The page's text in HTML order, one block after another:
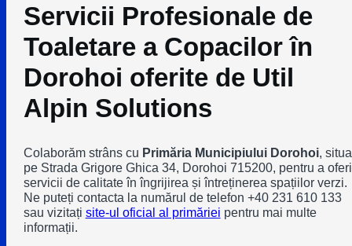
Servicii Profesionale de
Toaletare a Copacilor în
Dorohoi oferite de Util
Alpin Solutions
Colaborăm strâns cu Primăria Municipiului Dorohoi,
pe Strada Grigore Ghica 34, Dorohoi 715200, pentru a oferi
servicii de calitate în îngrijirea și întreținerea spațiilor verzi.
Ne puteți contacta la numărul de telefon +40 231 610 133
sau vizitați site-ul oficial al primăriei pentru mai multe
informații.